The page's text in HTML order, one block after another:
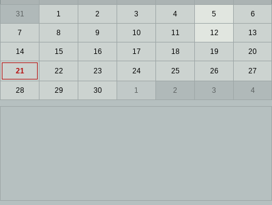
31 1 2 3 4 5 6
7 8 9 10 11 12 13
14 15 16 17 18 19 20
21 22 23 24 25 26 27
28 29 30 1 2 3 4